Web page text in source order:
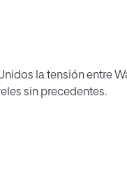
la tensión entre
sin precedentes.